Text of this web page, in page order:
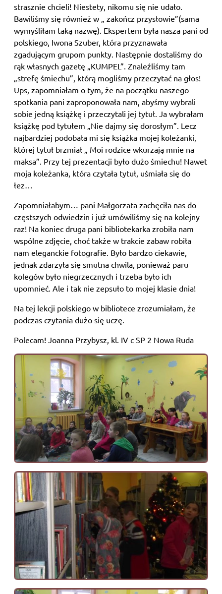
strasznie chcieli! Niestety, nikomu się nie udało.
Bawiliśmy się również w „ zakończ przysłowie”(sama
wymyśliłam taką nazwę). Ekspertem była nasza pani od
polskiego, Iwona Szuber, która przyznawała
zgadującym grupom punkty. Następnie dostaliśmy do
rąk własnych gazetę „KUMPEL”. Znaleźliśmy tam
„strefę śmiechu”, którą mogliśmy przeczytać na głos!
Ups, zapomniałam o tym, że na początku naszego
spotkania pani zaproponowała nam, abyśmy wybrali
sobie jedną książkę i przeczytali jej tytuł. Ja wybrałam
książkę pod tytułem „Nie dajmy się dorosłym”. Lecz
najbardziej podobała mi się książka mojej koleżanki,
której tytuł brzmiał „ Moi rodzice wkurzają mnie na
maksa”. Przy tej prezentacji było dużo śmiechu! Nawet
moja koleżanka, która czytała tytuł, uśmiała się do
łez…
Zapomniałabym… pani Małgorzata zachęciła nas do
częstszych odwiedzin i już umówiliśmy się na kolejny
raz! Na koniec druga pani bibliotekarka zrobiła nam
wspólne zdjęcie, choć także w trakcie zabaw robiła
nam eleganckie fotografie. Było bardzo ciekawie,
jednak zdarzyła się smutna chwila, ponieważ paru
kolegów było niegrzecznych i trzeba było ich
upomnieć. Ale i tak nie zepsuło to mojej klasie dnia!
Na tej lekcji polskiego w bibliotece zrozumiałam, że
podczas czytania dużo się uczę.
Polecam! Joanna Przybysz, kl. IV c SP 2 Nowa Ruda